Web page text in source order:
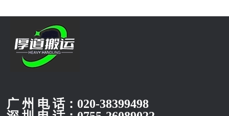
广 州 电 话： 020-38399498